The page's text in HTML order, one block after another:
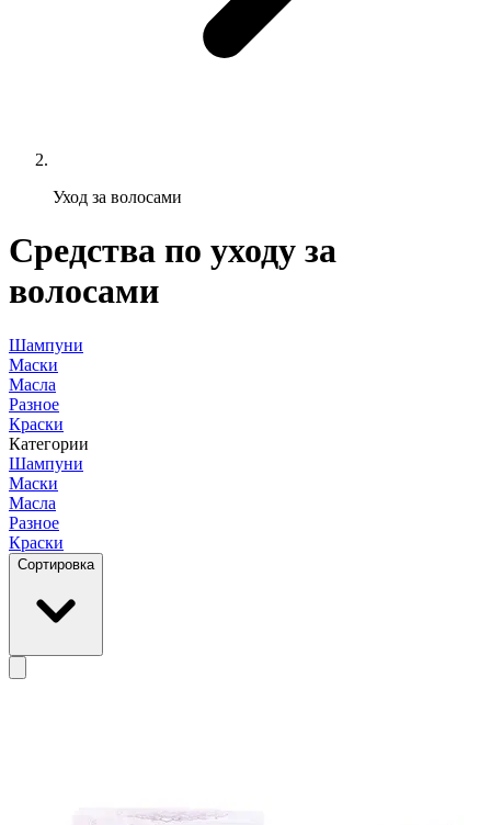
Уход за волосами
Средства по уходу за
волосами
Шампуни
Маски
Масла
Разное
Краски
Категории
Шампуни
Маски
Масла
Разное
Краски
Сортировка